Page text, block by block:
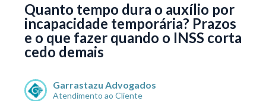
Quanto tempo dura o auxílio por
incapacidade temporária? Prazos
e o que fazer quando o INSS corta
cedo demais
Garrastazu Advogados
Atendimento ao Cliente